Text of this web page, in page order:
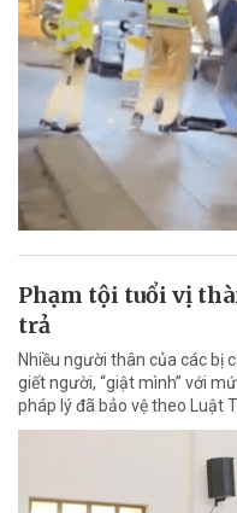
Phạm tội tuổi vị
trả
Nhiều người thân của các bị
giết người, “giật mình” với
pháp lý đã bảo vệ theo Luật